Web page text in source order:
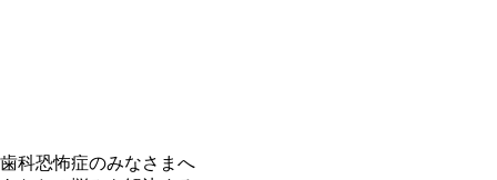
歯科恐怖症のみなさまへ